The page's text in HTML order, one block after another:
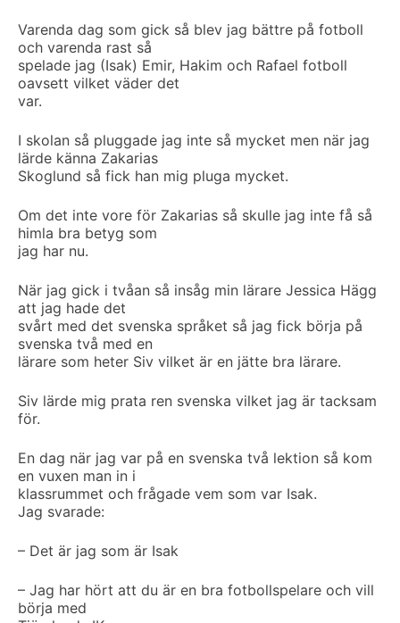
Varenda dag som gick så blev jag bättre på fotboll
och varenda rast så
spelade jag (Isak) Emir, Hakim och Rafael fotboll
oavsett vilket väder det
var.
I skolan så pluggade jag inte så mycket men när jag
lärde känna Zakarias
Skoglund så fick han mig pluga mycket.
Om det inte vore för Zakarias så skulle jag inte få så
himla bra betyg som
jag har nu.
När jag gick i tvåan så insåg min lärare Jessica Hägg
att jag hade det
svårt med det svenska språket så jag fick börja på
svenska två med en
lärare som heter Siv vilket är en jätte bra lärare.
Siv lärde mig prata ren svenska vilket jag är tacksam
för.
En dag när jag var på en svenska två lektion så kom
en vuxen man in i
klassrummet och frågade vem som var Isak.
Jag svarade:
– Det är jag som är Isak
– Jag har hört att du är en bra fotbollspelare och vill
börja med